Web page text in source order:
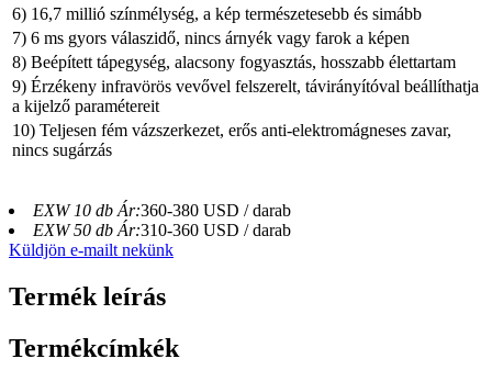
6) 16,7 millió színmélység, a kép természetesebb és simább
7) 6 ms gyors válaszidő, nincs árnyék vagy farok a képen
8) Beépített tápegység, alacsony fogyasztás, hosszabb élettartam
9) Érzékeny infravörös vevővel felszerelt, távirányítóval beállíthatja
a kijelző paramétereit
10) Teljesen fém vázszerkezet, erős anti-elektromágneses zavar,
nincs sugárzás
EXW 10 db Ár:360-380 USD / darab
EXW 50 db Ár:310-360 USD / darab
Küldjön e-mailt nekünk
Termék leírás
Termékcímkék